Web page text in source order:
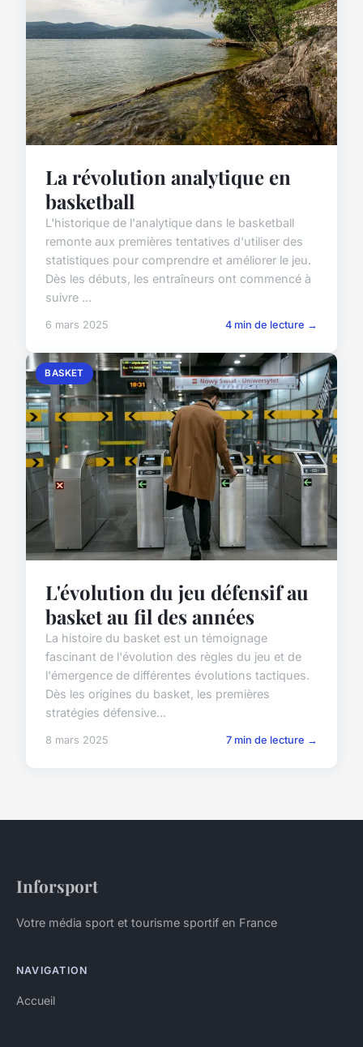
La révolution analytique en
basketball
L'historique de l'analytique dans le basketball
remonte aux premières tentatives d'utiliser des
statistiques pour comprendre et améliorer le jeu.
Dès les débuts, les entraîneurs ont commencé à
suivre ...
6 mars 2025 4 min de lecture →
BASKET
L'évolution du jeu défensif au
basket au fil des années
La histoire du basket est un témoignage
fascinant de l'évolution des règles du jeu et de
l'émergence de différentes évolutions tactiques.
Dès les origines du basket, les premières
stratégies défensive...
8 mars 2025 7 min de lecture →
Inforsport
Votre média sport et tourisme sportif en France
NAVIGATION
Accueil